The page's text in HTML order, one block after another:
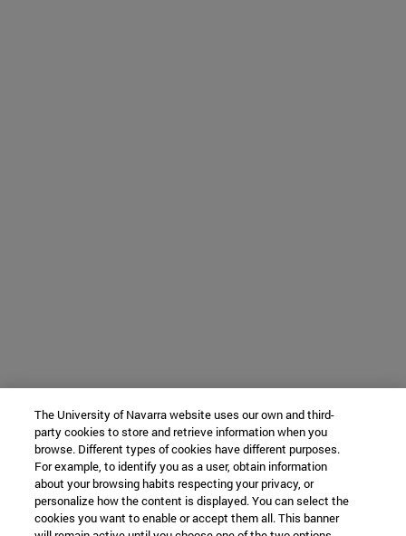
The University of Navarra website uses our own and third-
party cookies to store and retrieve information when you
browse. Different types of cookies have different purposes.
For example, to identify you as a user, obtain information
about your browsing habits respecting your privacy, or
personalize how the content is displayed. You can select the
cookies you want to enable or accept them all. This banner